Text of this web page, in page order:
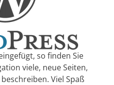
so finden Sie
viele, neue Seiten,
Viel Spaß